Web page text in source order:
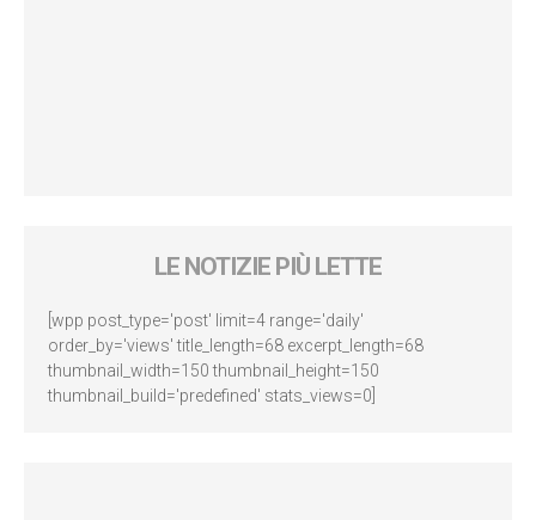
LE NOTIZIE PIÙ LETTE
[wpp post_type='post' limit=4 range='daily'
order_by='views' title_length=68 excerpt_length=68
thumbnail_width=150 thumbnail_height=150
thumbnail_build='predefined' stats_views=0]